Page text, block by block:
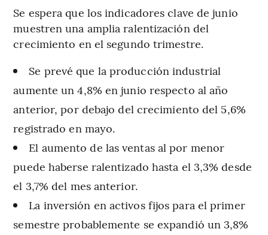
Se espera que los indicadores clave de junio
muestren una amplia ralentización del
crecimiento en el segundo trimestre.
Se prevé que la producción industrial
aumente un 4,8% en junio respecto al año
anterior, por debajo del crecimiento del 5,6%
registrado en mayo.
El aumento de las ventas al por menor
puede haberse ralentizado hasta el 3,3% desde
el 3,7% del mes anterior.
La inversión en activos fijos para el primer
semestre probablemente se expandió un 3,8%